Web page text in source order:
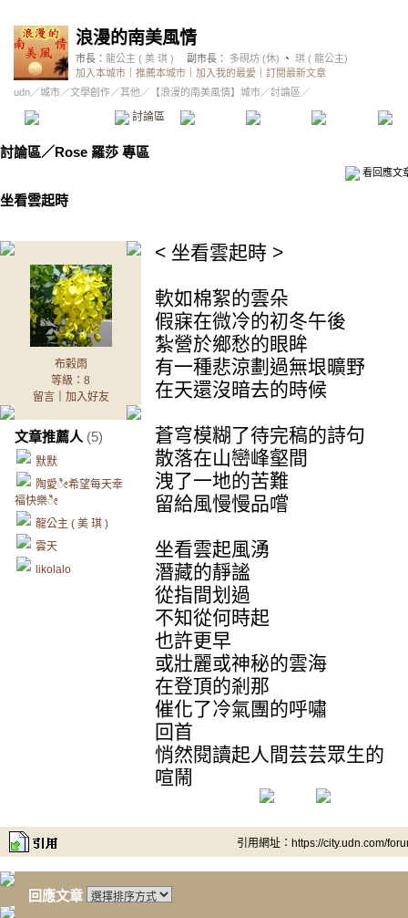
浪漫的南美風情
市長： 龍公主 ( 美 琪 ) 副市長： 多硯坊 (休) 、 琪 ( 龍公主)
加入本城市
推薦本城市 加入我的最愛
訂閱最新文章
udn／城市／文學創作／其他 ／ 【浪漫的南美風情】城市／討論區／
討論區 精華區 投票區 影像館
討論區／Rose 羅莎 專區
看回應文
坐看雲起時
布榖雨
等級：8
留言｜ 加入好友
文章推薦人 (5)
默默
陶愛ೀ希望每天幸
福快樂ೀ
龍公主 ( 美 琪 )
雲天
likolalo
< 坐看雲起時 >
軟如棉絮的雲朵
假寐在微冷的初冬午後
紮營於鄉愁的眼眸
有一種悲涼劃過無垠曠野
在天還沒暗去的時候
蒼穹模糊了待完稿的詩句
散落在山巒峰壑間
洩了一地的苦難
留給風慢慢品嚐
坐看雲起風湧
潛藏的靜謐
從指間划過
不知從何時起
也許更早
或壯麗或神秘的雲海
在登頂的剎那
催化了冷氣團的呼嘯
回首
悄然閱讀起人間芸芸眾生的
喧鬧
引用網址：https://city.udn.com/
回應文章